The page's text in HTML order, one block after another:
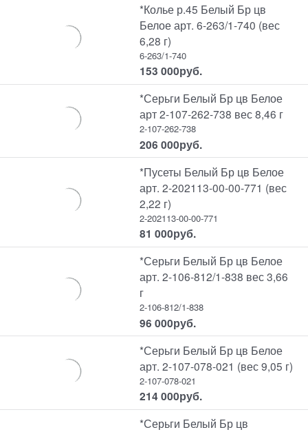
*Колье р.45 Белый Бр цв
Белое арт. 6-263/1-740 (вес
6,28 г)
6-263/1-740
153 000руб.
*Серьги Белый Бр цв Белое
арт 2-107-262-738 вес 8,46 г
2-107-262-738
206 000руб.
*Пусеты Белый Бр цв Белое
арт. 2-202113-00-00-771 (вес
2,22 г)
2-202113-00-00-771
81 000руб.
*Серьги Белый Бр цв Белое
арт. 2-106-812/1-838 вес 3,66
г
2-106-812/1-838
96 000руб.
*Серьги Белый Бр цв Белое
арт. 2-107-078-021 (вес 9,05 г)
2-107-078-021
214 000руб.
*Серьги Белый Бр цв